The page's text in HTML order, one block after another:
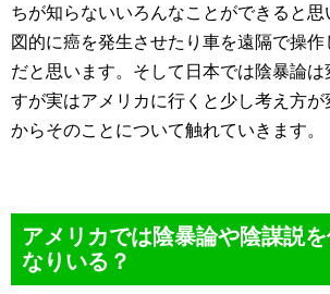
ちが知らないいろんなことができると
図的に癌を発生させたり車を遠隔で操作
だと思います。そして日本では陰暴論は
すが実はアメリカに行くと少し考え方が
からそのことについて触れていきます。
アメリカでは陰暴論や陰謀説
なりいる？